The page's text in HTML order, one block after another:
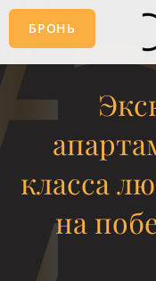
Перейти
содержимому
БРОНЬ
класса
на